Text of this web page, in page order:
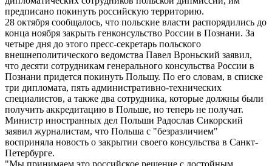
предписано покинуть российскую территорию.
28 октября сообщалось, что польские власти распорядились до
конца ноября закрыть генконсульство России в Познани. За
четыре дня до этого пресс-секретарь польского
внешнеполитического ведомства Павел Вроньский заявил,
что десяти сотрудникам генерального консульства России в
Познани придется покинуть Польшу. По его словам, в списке
три дипломата, пять административно-технических
специалистов, а также два сотрудника, которые должны были
получить аккредитацию в Польше, но теперь не получат.
Министр иностранных дел Польши Радослав Сикорский
заявил журналистам, что Польша с "безразличием"
восприняла новость о закрытии своего консульства в Санкт-
Петербурге.
"Мы принимаем это российское решение с достойным